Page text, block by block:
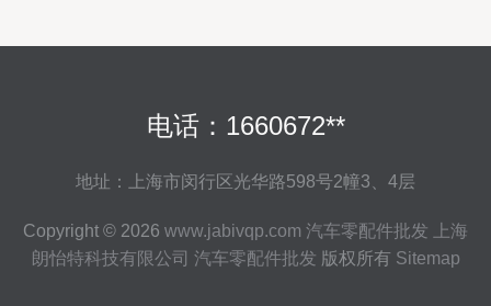
电话：1660672**
地址：上海市闵行区光华路598号2幢3、4层
Copyright © 2026 www.jabivqp.com 汽车零配件批发
上海
朗怡特科技有限公司 汽车零配件批发 版权所有 Sitemap